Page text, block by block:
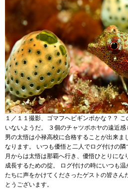
１／１１撮影、ゴマフヘビギンポかな？？
いないようだ。 ３個のチャツボホヤの遠近
男の太悟は小禄高校に合格することが出来ま
なります。 いつも優悟と二人でログ付けの
月からは太悟は那覇へ行き、優悟ひとりにな
成長するための掟。 ログ付けの時にいつも
たちに声をかけてくださったゲストの皆さん
とうございます。